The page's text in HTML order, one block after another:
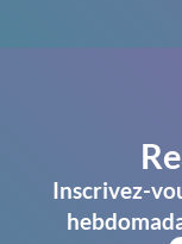
Inscrivez-